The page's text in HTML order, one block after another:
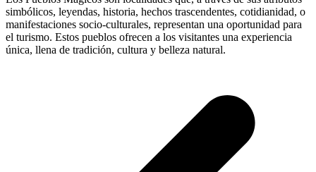
simbólicos, leyendas, historia, hechos trascendentes, cotidianidad, o
manifestaciones socio-culturales, representan una oportunidad para
el turismo. Estos pueblos ofrecen a los visitantes una experiencia
única, llena de tradición, cultura y belleza natural.